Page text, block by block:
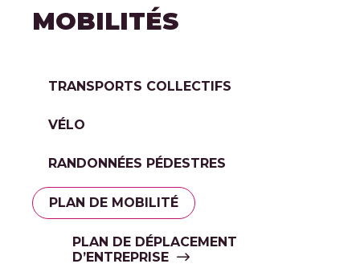
MOBILITÉS
TRANSPORTS COLLECTIFS
VÉLO
RANDONNÉES PÉDESTRES
PLAN DE MOBILITÉ
PLAN DE DÉPLACEMENT
D’ENTREPRISE